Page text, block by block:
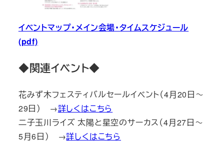
イベントマップ・メイン会場・タイムスケジュール
(pdf)
◆関連イベント◆
花みず木フェスティバルセールイベント（4月20日～
29日） →詳しくはこちら
二子玉川ライズ 太陽と星空のサーカス（4月27日～
5月6日） →詳しくはこちら